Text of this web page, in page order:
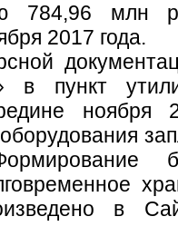
784,96 млн
2017 года.
в пункт
ноября
в